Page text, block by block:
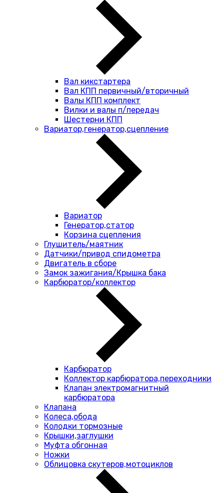
Вал кикстартера
Вал КПП первичный/вторичный
Валы КПП комплект
Вилки и валы п/передач
Шестерни КПП
Вариатор,генератор,сцепление
Вариатор
Генератор,статор
Корзина сцепления
Глушитель/маятник
Датчики/привод спидометра
Двигатель в сборе
Замок зажигания/Крышка бака
Карбюратор/коллектор
Карбюратор
Коллектор карбюратора,переходники
Клапан электромагнитный
карбюратора
Клапана
Колеса,обода
Колодки тормозные
Крышки,заглушки
Муфта обгонная
Ножки
Облицовка скутеров,мотоциклов